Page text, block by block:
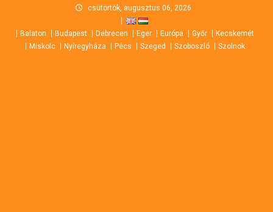
content
csütörtök, augusztus 06, 2026
Balaton Budapest Debrecen Eger Európa Győr
Kecskemét
Miskolc
Nyíregyháza Pécs Szeged Szoboszló Szolnok